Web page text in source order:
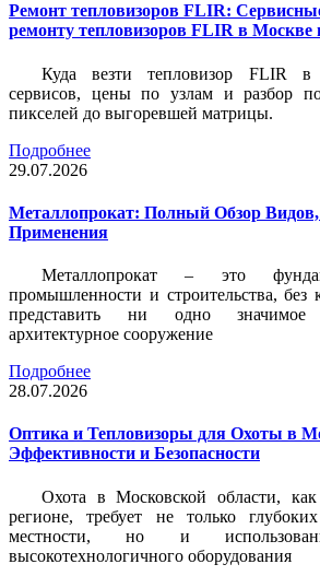
Ремонт тепловизоров FLIR:
ремонту тепловизоров FLIR в Москве
Куда везти тепловизор FLIR в
сервисов, цены по узлам и разбор
пикселей до выгоревшей матрицы.
Подробнее
29.07.2026
Металлопрокат: Полный Обзор
Применения
Металлопрокат – это
промышленности и строительства, без
представить ни одно
архитектурное сооружение
Подробнее
28.07.2026
Оптика и Тепловизоры для Охоты в
Эффективности и Безопасности
Охота в Московской области,
регионе, требует не только
местности, но и
высокотехнологичного оборудования